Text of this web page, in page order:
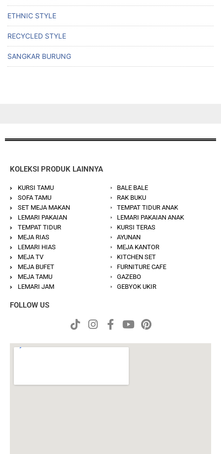
ETHNIC STYLE
RECYCLED STYLE
SANGKAR BURUNG
KOLEKSI PRODUK LAINNYA
KURSI TAMU
SOFA TAMU
SET MEJA MAKAN
LEMARI PAKAIAN
TEMPAT TIDUR
MEJA RIAS
LEMARI HIAS
MEJA TV
MEJA BUFET
MEJA TAMU
LEMARI JAM
BALE BALE
RAK BUKU
TEMPAT TIDUR ANAK
LEMARI PAKAIAN ANAK
KURSI TERAS
AYUNAN
MEJA KANTOR
KITCHEN SET
FURNITURE CAFE
GAZEBO
GEBYOK UKIR
FOLLOW US